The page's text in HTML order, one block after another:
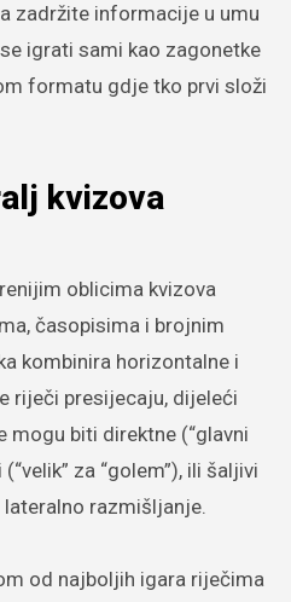
zadržite informacije u umu
igrati sami kao zagonetke
formatu gdje tko prvi složi
kvizova
oblicima kvizova
časopisima i brojnim
kombinira horizontalne i
riječi presijecaju, dijeleći
mogu biti direktne (“glavni
za “golem”), ili šaljivi
razmišljanje.
od najboljih igara riječima